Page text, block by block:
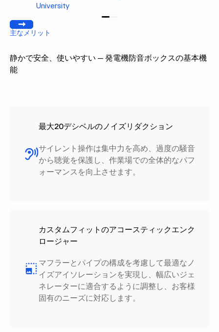
University
前へ
[次へ]
主なメリット
静かで安全、使いやすい — 発電機防音ボックスの基本機
能
最大20デシベルのノイズリダクション
サイレント操作は集中力を高め、過度の騒音
から聴覚を保護し、作業場での全体的なパフ
ォーマンスを向上させます。
カスタムフィットのアコースティックエンク
ロージャー
マフラーとパイプの構成を考慮して最適なノ
イズアイソレーションを実現し、幅広いジェ
ネレーターに適合するように調整し、お客様
固有のニーズに対応します。